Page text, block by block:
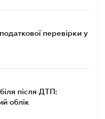
перевірки у
після ДТП:
облік